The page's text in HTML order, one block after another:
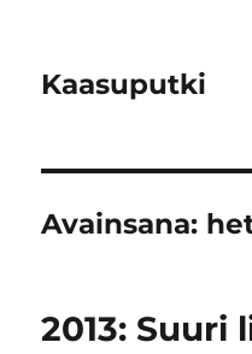
Kaasuputki
Avainsana:
2013: Suuri